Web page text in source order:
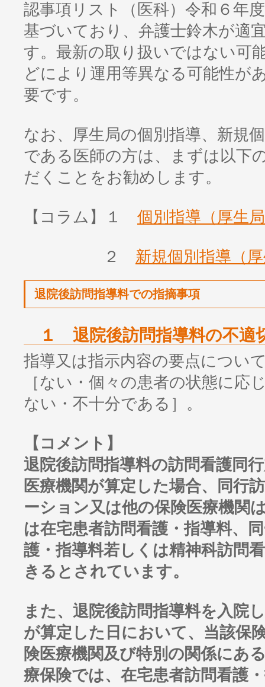
認事項リスト（医科）令和６年
基づいており、弁護士鈴木が適
す。最新の取り扱いではない可
どにより運用等異なる可能性が
要です。
なお、厚生局の個別指導、新規
である医師の方は、まずは以下
だくことをお勧めします。
【コラム】１ 個別指導（厚生
２ 新規個別指導（
退院後訪問指導料での指摘事項
１ 退院後訪問指導料の不適
指導又は指示内容の要点につい
［ない・個々の患者の状態に応
ない・不十分である］。
【コメント】
退院後訪問指導料の訪問看護同
医療機関が算定した場合、同行
ーション又は他の保険医療機関
は在宅患者訪問看護・指導料、
護・指導料若しくは精神科訪問
きるとされています。
また、退院後訪問指導料を入院
が算定した日において、当該保
険医療機関及び特別の関係にあ
療保険では、在宅患者訪問看護